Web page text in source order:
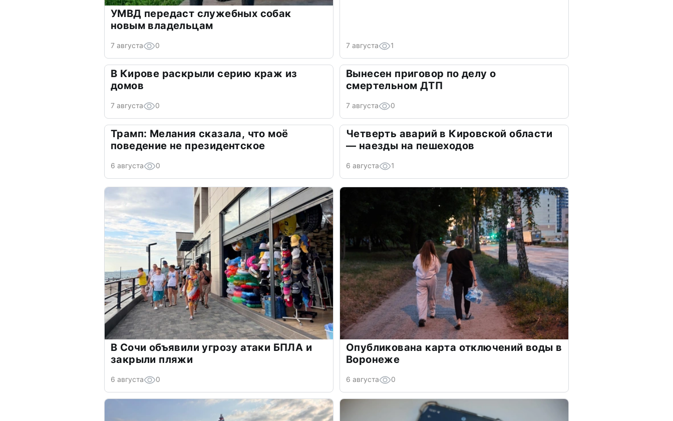
УМВД передаст служебных собак
новым владельцам
7 августа 0 7 августа 1
В Кирове раскрыли серию краж из
домов
7 августа 0
Вынесен приговор по делу о
смертельном ДТП
7 августа 0
Трамп: Мелания сказала, что моё
поведение не президентское
6 августа 0
Четверть аварий в Кировской области
— наезды на пешеходов
6 августа 1
В Сочи объявили угрозу атаки БПЛА и
закрыли пляжи
6 августа 0
Опубликована карта отключений воды в
Воронеже
6 августа 0